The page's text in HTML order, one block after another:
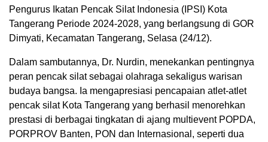
Pengurus Ikatan Pencak Silat Indonesia (IPSI) Kota
Tangerang Periode 2024-2028, yang berlangsung di GOR
Dimyati, Kecamatan Tangerang, Selasa (24/12).
Dalam sambutannya, Dr. Nurdin, menekankan pentingnya
peran pencak silat sebagai olahraga sekaligus warisan
budaya bangsa. Ia mengapresiasi pencapaian atlet-atlet
pencak silat Kota Tangerang yang berhasil menorehkan
prestasi di berbagai tingkatan di ajang multievent POPDA,
PORPROV Banten, PON dan Internasional, seperti dua